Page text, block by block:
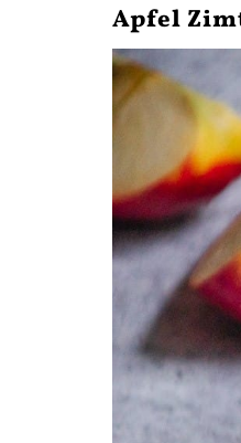
Apfel